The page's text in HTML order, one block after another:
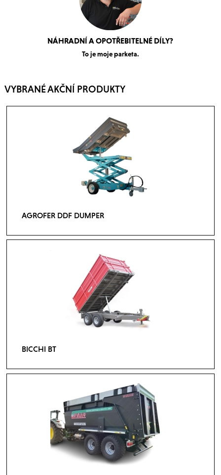
NÁHRADNÍ A OPOTŘEBITELNÉ DÍLY?
To je moje parketa.
VYBRANÉ AKČNÍ PRODUKTY
AGROFER DDF DUMPER
BICCHI BT